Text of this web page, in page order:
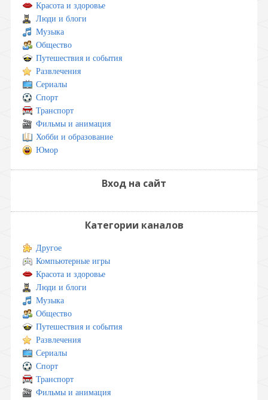
Красота и здоровье
Люди и блоги
Музыка
Общество
Путешествия и события
Развлечения
Сериалы
Спорт
Транспорт
Фильмы и анимация
Хобби и образование
Юмор
Вход на сайт
Категории каналов
Другое
Компьютерные игры
Красота и здоровье
Люди и блоги
Музыка
Общество
Путешествия и события
Развлечения
Сериалы
Спорт
Транспорт
Фильмы и анимация